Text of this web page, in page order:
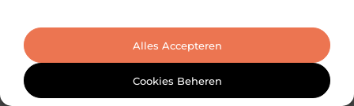
Alles Accepteren
Cookies Beheren
...